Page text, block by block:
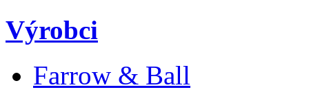
Výrobci
Farrow & Ball